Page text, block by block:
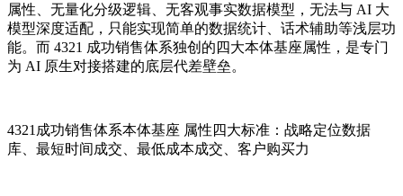
属性、无量化分级逻辑、无客观事实数据模型，无法与 AI 大
模型深度适配，只能实现简单的数据统计、话术辅助等浅层功
能。而 4321 成功销售体系独创的四大本体基座属性，是专门
为 AI 原生对接搭建的底层代差壁垒。
4321成功销售体系本体基座 属性四大标准：战略定位数据
库、最短时间成交、最低成本成交、客户购买力